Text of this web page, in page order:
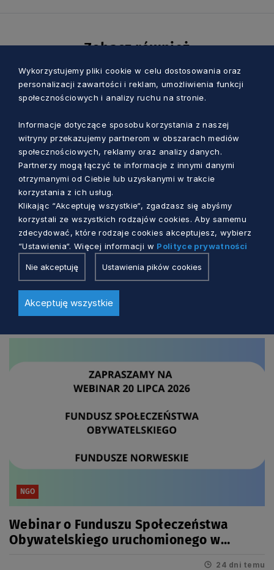
Zobacz również
BADANIA I ANALIZY
Pomorskie NGO a usługi społeczne. Co
mówią wyniki badań?
NGO
Webinar o Funduszu Społeczeństwa
Obywatelskiego uruchomionego w
24 dni temu
Wykorzystujemy pliki cookie w celu dostosowania oraz
personalizacji zawartości i reklam, umożliwienia funkcji
społecznościowych i analizy ruchu na stronie.
Informacje dotyczące sposobu korzystania z naszej
witryny przekazujemy partnerom w obszarach mediów
społecznościowych, reklamy oraz analizy danych.
Partnerzy mogą łączyć te informacje z innymi danymi
otrzymanymi od Ciebie lub uzyskanymi w trakcie
korzystania z ich usług.
Klikając “Akceptuję wszystkie“, zgadzasz się abyśmy
korzystali ze wszystkich rodzajów cookies. Aby samemu
zdecydować, które rodzaje cookies akceptujesz, wybierz
“Ustawienia“. Więcej informacji w Polityce prywatności
Nie akceptuję Ustawienia pików cookies
Akceptuję wszystkie